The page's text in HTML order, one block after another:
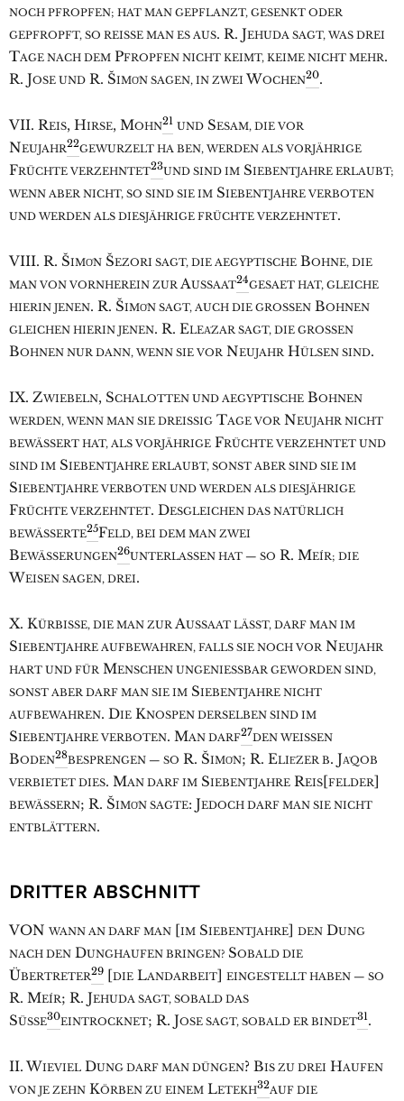
NOCH PFROPFEN; HAT MAN GEPFLANZT, GESENKT ODER
GEPFROPFT, SO REISSE MAN ES AUS. R. JEHUDA SAGT, WAS DREI
TAGE NACH DEM PFROPFEN NICHT KEIMT, KEIME NICHT MEHR.
R. JOSE UND R. ŠIMO͑N SAGEN, IN ZWEI WOCHEN20.
VII. REIS, HIRSE, MOHN21 UND SESAM, DIE VOR
NEUJAHR22GEWURZELT HA BEN, WERDEN ALS VORJÄHRIGE
FRÜCHTE VERZEHNTET23UND SIND IM SIEBENTJAHRE ERLAUBT;
WENN ABER NICHT, SO SIND SIE IM SIEBENTJAHRE VERBOTEN
UND WERDEN ALS DIESJÄHRIGE FRÜCHTE VERZEHNTET.
VIII. R. ŠIMO͑N ŠEZORI SAGT, DIE AEGYPTISCHE BOHNE, DIE
MAN VON VORNHEREIN ZUR AUSSAAT24GESAET HAT, GLEICHE
HIERIN JENEN. R. ŠIMO͑N SAGT, AUCH DIE GROSSEN BOHNEN
GLEICHEN HIERIN JENEN. R. ELEA͑ZAR SAGT, DIE GROSSEN
BOHNEN NUR DANN, WENN SIE VOR NEUJAHR HÜLSEN SIND.
IX. ZWIEBELN, SCHALOTTEN UND AEGYPTISCHE BOHNEN
WERDEN, WENN MAN SIE DREISSIG TAGE VOR NEUJAHR NICHT
BEWÄSSERT HAT, ALS VORJÄHRIGE FRÜCHTE VERZEHNTET UND
SIND IM SIEBENTJAHRE ERLAUBT, SONST ABER SIND SIE IM
SIEBENTJAHRE VERBOTEN UND WERDEN ALS DIESJÄHRIGE
FRÜCHTE VERZEHNTET. DESGLEICHEN DAS NATÜRLICH
BEWÄSSERTE25FELD, BEI DEM MAN ZWEI
BEWÄSSERUNGEN26UNTERLASSEN HAT — SO R. MEÍR; DIE
WEISEN SAGEN, DREI.
X. KÜRBISSE, DIE MAN ZUR AUSSAAT LÄSST, DARF MAN IM
SIEBENTJAHRE AUFBEWAHREN, FALLS SIE NOCH VOR NEUJAHR
HART UND FÜR MENSCHEN UNGENIESSBAR GEWORDEN SIND,
SONST ABER DARF MAN SIE IM SIEBENTJAHRE NICHT
AUFBEWAHREN. DIE KNOSPEN DERSELBEN SIND IM
SIEBENTJAHRE VERBOTEN. MAN DARF27DEN WEISSEN
BODEN28BESPRENGEN — SO R. ŠIMO͑N; R. ELIE͑ZER B. JA͑QOB
VERBIETET DIES. MAN DARF IM SIEBENTJAHRE REIS[FELDER]
BEWÄSSERN; R. ŠIMO͑N SAGTE: JEDOCH DARF MAN SIE NICHT
ENTBLÄTTERN.
DRITTER ABSCHNITT
VON WANN AN DARF MAN [IM SIEBENTJAHRE] DEN DUNG
NACH DEN DUNGHAUFEN BRINGEN? SOBALD DIE
ÜBERTRETER29 [DIE LANDARBEIT] EINGESTELLT HABEN — SO
R. MEÍR; R. JEHUDA SAGT, SOBALD DAS
SÜSSE30EINTROCKNET; R. JOSE SAGT, SOBALD ER BINDET31.
II. WIEVIEL DUNG DARF MAN DÜNGEN? BIS ZU DREI HAUFEN
VON JE ZEHN KÖRBEN ZU EINEM LETEKH32AUF DIE